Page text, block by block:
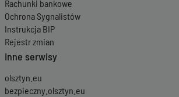
Rachunki bankowe
Ochrona Sygnalistów
Instrukcja BIP
Rejestr zmian
Inne serwisy
olsztyn.eu
bezpieczny.olsztyn.eu